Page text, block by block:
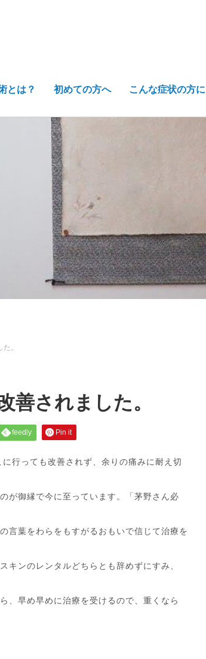
とは？ 初めての方へ こんな症状の方に
。
善されました。
feedly Pin it
行っても改善されず、余りの痛みに耐え切
が御縁で今に至っています。「茅野さん必
言葉をわらをもすがるおもいで信じて治療を
キンのレンタルどちらとも辞めずにすみ、
、早め早めに治療を受けるので、重くなら